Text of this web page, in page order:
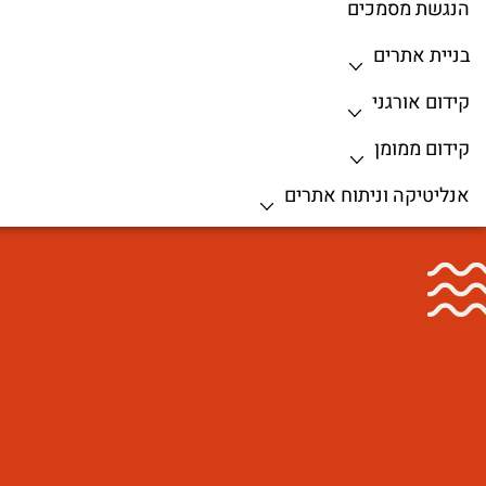
הנגשת מסמכים
בניית אתרים
קידום אורגני
קידום ממומן
אנליטיקה וניתוח אתרים